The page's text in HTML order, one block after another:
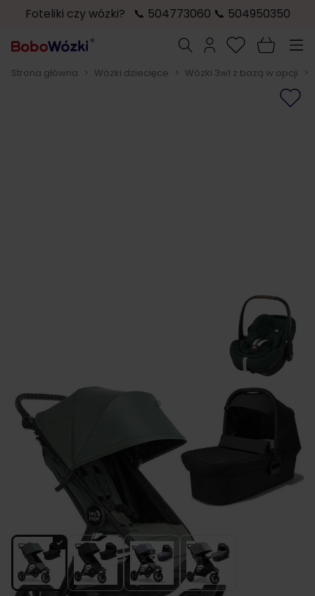
Foteliki czy wózki? 📞 504773060 📞 504950350
Szukaj
Strona główna > Wózki dziecięce > Wózki 3w1 z bazą w opcji >
Baby Jogger CITY ELITE 2 wózek 3w1 +
fotelik Maxi Cosi PEBBLE 360 PRO 2